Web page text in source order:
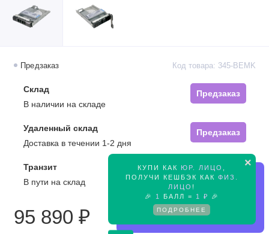
×
КУПИ КАК ЮР. ЛИЦО
ПОЛУЧИ КЕШБЭК КАК ФИЗ.
ЛИЦО !
🎉
1 БАЛЛ = 1 ₽ 🎉
ПОДРОБНЕЕ
Предзаказ Код товара: 345-BEMK
Склад
Предзаказ
В наличии на складе
Удаленный склад
Предзаказ
Доставка в течении 1-2 дня
Транзит
Предзаказ
В пути на склад
95 890 ₽